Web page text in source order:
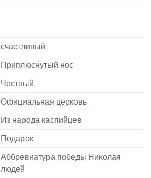
счастливый
Приплюснутый нос
Честный
Официальная церковь
Из народа каспийцев
Подарок
Аббревиатура победы Николая
людей